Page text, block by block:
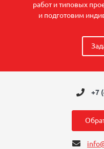
работ и типовых
и подготовим
+7